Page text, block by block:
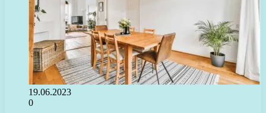
19.06.2023
0